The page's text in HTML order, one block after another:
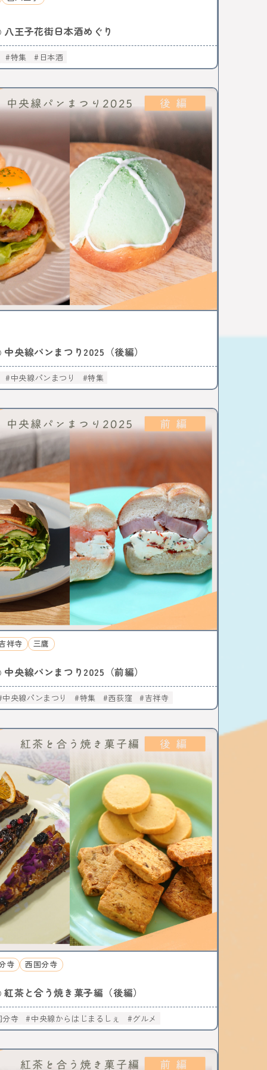
八王子花街日本酒めぐり
特集 日本酒
中央線パンまつり2025（後編）
中央線パンまつり 特集
祥寺 三鷹
中央線パンまつり2025（前編）
中央線パンまつり 特集 西荻窪 吉祥寺
寺 西国分寺
紅茶と合う焼き菓子編（後編）
分寺 中央線からはじまるしぇ グルメ